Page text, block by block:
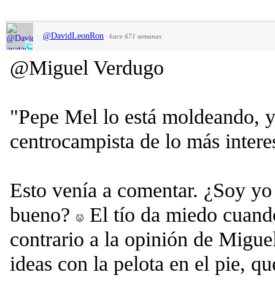
@DavidLeonRon · hace 671 semanas
@Miguel Verdugo
"Pepe Mel lo está moldeando,
centrocampista de lo más
Esto venía a comentar. ¿Soy
bueno?
El tío da miedo
contrario a la opinión de
ideas con la pelota en el pie,